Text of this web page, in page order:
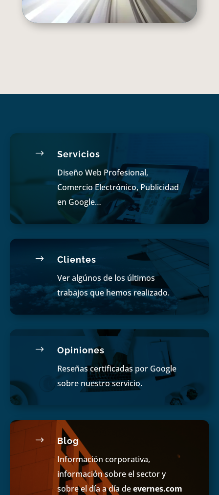
$ Servicios
Diseño Web Profesional,
Comercio Electrónico, Publicidad
en Google…
$ Clientes
Ver algúnos de los últimos
trabajos que hemos realizado.
$ Opiniones
Reseñas certificadas por Google
sobre nuestro servicio.
$ Blog
Información corporativa,
información sobre el sector y
sobre el día a día deevernes.com